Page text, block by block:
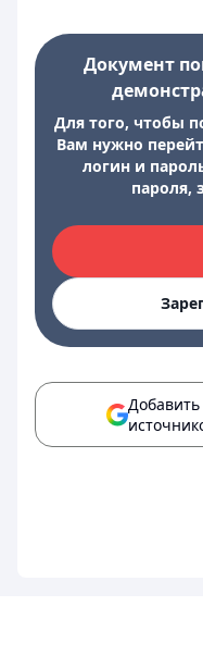
Документ
Для того, чтобы
Вам нужно
логин и
пароля,